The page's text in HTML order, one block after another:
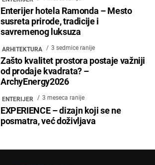
Enterijer hotela Ramonda – Mesto
susreta prirode, tradicije i
savremenog luksuza
ARHITEKTURA 3 sedmice ranije
Zašto kvalitet prostora postaje važniji
od prodaje kvadrata? –
ArchyEnergy2026
ENTERIJER 3 meseca ranije
EXPERIENCE – dizajn koji se ne
posmatra, već doživljava